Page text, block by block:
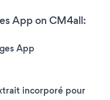
App on CM4all:
App
incorporé pour